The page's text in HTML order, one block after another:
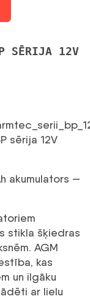
SĒRIJA 12V
sērija 12V
akumulators —
stikla šķiedras
AGM
kas
un ilgāku
ar lielu